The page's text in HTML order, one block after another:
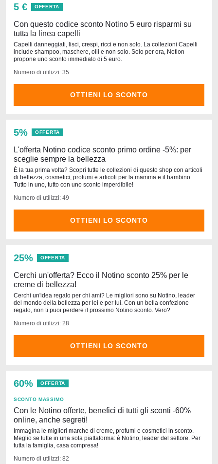
5 € OFFERTA
Con questo codice sconto Notino 5 euro risparmi su
tutta la linea capelli
Capelli danneggiati, lisci, crespi, ricci e non solo. La collezioni Capelli
include shampoo, maschere, olii e non solo. Solo per ora, Notion
propone uno sconto immediato di 5 euro.
Numero di utilizzi: 35
OTTIENI LO SCONTO
5% OFFERTA
L'offerta Notino codice sconto primo ordine -5%: per
sceglie sempre la bellezza
È la tua prima volta? Scopri tutte le collezioni di questo shop con articoli
di bellezza, cosmetici, profumi e articoli per la mamma e il bambino.
Tutto in uno, tutto con uno sconto imperdibile!
Numero di utilizzi: 49
OTTIENI LO SCONTO
25% OFFERTA
Cerchi un'offerta? Ecco il Notino sconto 25% per le
creme di bellezza!
Cerchi un'idea regalo per chi ami? Le migliori sono su Notino, leader
del mondo della bellezza per lei e per lui. Con un bella confezione
regalo, non ti puoi perdere il prossimo Notino sconto. Vero?
Numero di utilizzi: 28
OTTIENI LO SCONTO
60% OFFERTA
SCONTO MASSIMO
Con le Notino offerte, benefici di tutti gli sconti -60%
online, anche segreti!
Immagina le migliori marche di creme, profumi e cosmetici in sconto.
Meglio se tutte in una sola piattaforma: è Notino, leader del settore. Per
tutta la famiglia, casa compresa!
Numero di utilizzi: 82